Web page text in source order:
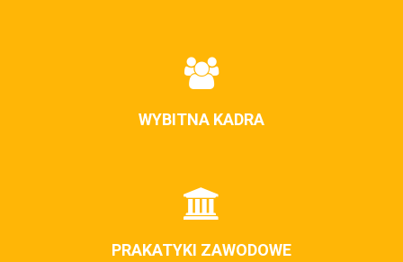
WYBITNA KADRA
PRAKATYKI ZAWODOWE